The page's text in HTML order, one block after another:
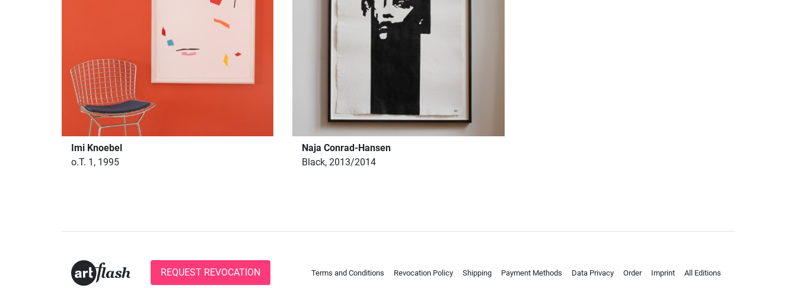
Imi Knoebel
o.T. 1, 1995
Naja Conrad-Hansen
Black, 2013/2014
REQUEST REVOCATION Terms and Conditions Revocation Policy Shipping Payment Methods Data Privacy Order Imprint All Editions